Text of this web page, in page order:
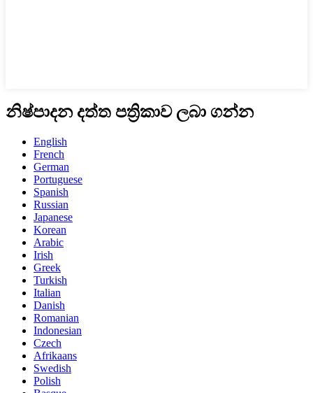
නිෂ්පාදන දත්ත පත්‍රිකාව ලබා ගන්න
English
French
German
Portuguese
Spanish
Russian
Japanese
Korean
Arabic
Irish
Greek
Turkish
Italian
Danish
Romanian
Indonesian
Czech
Afrikaans
Swedish
Polish